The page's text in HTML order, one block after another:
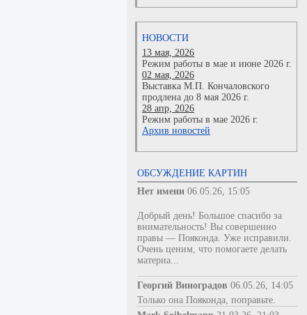
НОВОСТИ
13 мая, 2026
Режим работы в мае и июне 2026 г.
02 мая, 2026
Выставка М.П. Кончаловского
продлена до 8 мая 2026 г.
28 апр, 2026
Режим работы в мае 2026 г.
Архив новостей
ОБСУЖДЕНИЕ КАРТИН
Нет имени 06.05.26, 15:05
Добрый день! Большое спасибо за
внимательность! Вы совершенно
правы — Пояконда. Уже исправили.
Очень ценим, что помогаете делать
материа...
Георгий Виноградов 06.05.26, 14:05
Только она Пояконда, поправьте.